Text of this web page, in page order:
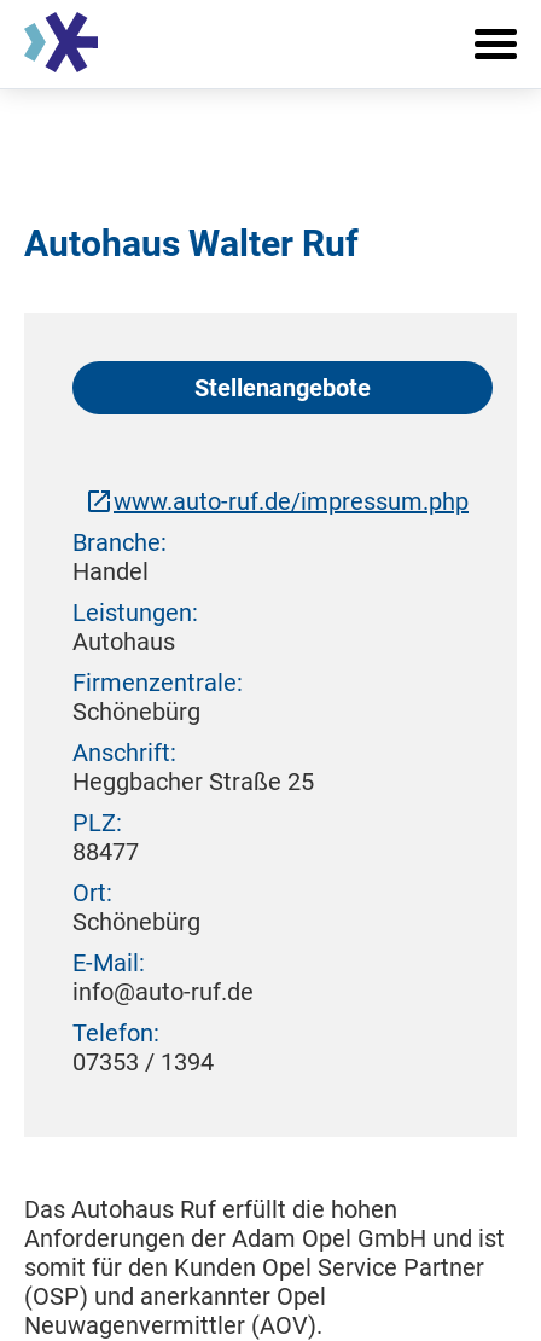
Autohaus Walter Ruf
Das Autohaus Ruf erfüllt die hohen
Anforderungen der Adam Opel GmbH und ist
somit für den Kunden Opel Service Partner
(OSP) und anerkannter Opel
Neuwagenvermittler (AOV).
Stellenangebote
www.auto-ruf.de/impressum.php
Branche:
Handel
Leistungen:
Autohaus
Firmenzentrale:
Schönebürg
Anschrift:
Heggbacher Straße 25
PLZ:
88477
Ort:
Schönebürg
E-Mail:
info@auto-ruf.de
Telefon:
07353 / 1394